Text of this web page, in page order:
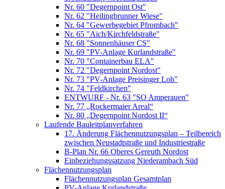
Nr. 60 "Degernpoint Ost"
Nr. 62 "Heilingbrunner Wiese"
Nr. 64 "Gewerbegebiet Pfrombach"
Nr. 65 "Aich/Kirchfeldstraße"
Nr. 68 "Sonnenhäuser CS"
Nr. 69 "PV-Anlage Kurlandstraße"
Nr. 70 "Containerbau ELA"
Nr. 72 "Degernpoint Nordost"
Nr. 73 "PV-Anlage Preisinger Loh"
Nr. 74 "Feldkirchen"
ENTWURF - Nr. 63 "SO Amperauen"
Nr. 77 „Rockermaier Areal“
Nr. 80 „Degernpoint Nordost II“
Laufende Bauleitplanverfahren
17. Änderung Flächennutzungsplan – Teilbereich
zwischen Neustadtstraße und Industriestraße
B-Plan Nr. 66 Oberes Gereuth Nordost
Einbeziehungssatzung Niederambach Süd
Flächennutzungsplan
Flächennutzungsplan Gesamtplan